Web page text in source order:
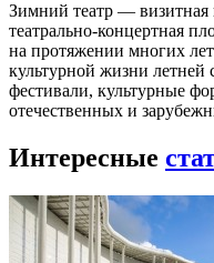
Зимний театр — визитная
театрально-концертная
на протяжении многих
культурной жизни
фестивали, культурные
отечественных и
Интересные